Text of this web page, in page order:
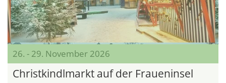
26. - 29. November 2026
Christkindlmarkt auf der Fraueninsel